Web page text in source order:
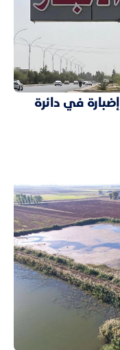
النزاهة تضبط تلاعباً وتزويراً بـ 46 إضبارة في دائرة